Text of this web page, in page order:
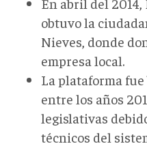
obtuvo la
Nieves, donde
empresa local.
La plataforma
entre los años
legislativas
técnicos del